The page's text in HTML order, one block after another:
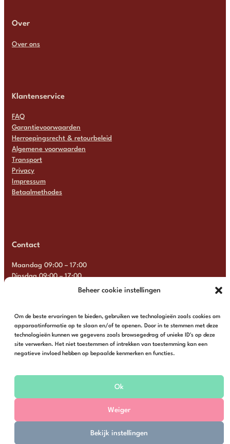
Beheer cookie instellingen
Om de beste ervaringen te bieden, gebruiken we technologieën zoals cookies om
apparaatinformatie op te slaan en/of te openen. Door in te stemmen met deze
technologieën kunnen we gegevens zoals browsegedrag of unieke ID's op deze
site verwerken. Het niet toestemmen of intrekken van toestemming kan een
negatieve invloed hebben op bepaalde kenmerken en functies.
Ok
Weiger
Bekijk instellingen
Over
Over ons
Klantenservice
FAQ
Garantievoorwaarden
Herroepingsrecht & retourbeleid
Algemene voorwaarden
Transport
Privacy
Impressum
Betaalmethodes
Contact
Maandag 09:00 – 17:00
Dinsdag 09:00 – 17:00
Woensdag 09:00 – 17:00
Zaterdag Gesloten
Zondag Gesloten
+31 6 13 57 92 22 info@multimosaics.com